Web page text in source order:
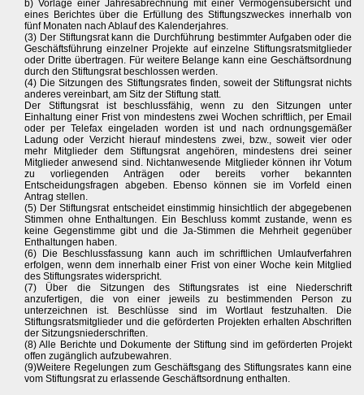
b) Vorlage einer Jahresabrechnung mit einer Vermögensübersicht und
eines Berichtes über die Erfüllung des Stiftungszweckes innerhalb von
fünf Monaten nach Ablauf des Kalenderjahres.
(3) Der Stiftungsrat kann die Durchführung bestimmter Aufgaben oder die
Geschäftsführung einzelner Projekte auf einzelne Stiftungsratsmitglieder
oder Dritte übertragen. Für weitere Belange kann eine Geschäftsordnung
durch den Stiftungsrat beschlossen werden.
(4) Die Sitzungen des Stiftungsrates finden, soweit der Stiftungsrat nichts
anderes vereinbart, am Sitz der Stiftung statt.
Der Stiftungsrat ist beschlussfähig, wenn zu den Sitzungen unter
Einhaltung einer Frist von mindestens zwei Wochen schriftlich, per Email
oder per Telefax eingeladen worden ist und nach ordnungsgemäßer
Ladung oder Verzicht hierauf mindestens zwei, bzw., soweit vier oder
mehr Mitglieder dem Stiftungsrat angehören, mindestens drei seiner
Mitglieder anwesend sind. Nichtanwesende Mitglieder können ihr Votum
zu vorliegenden Anträgen oder bereits vorher bekannten
Entscheidungsfragen abgeben. Ebenso können sie im Vorfeld einen
Antrag stellen.
(5) Der Stiftungsrat entscheidet einstimmig hinsichtlich der abgegebenen
Stimmen ohne Enthaltungen. Ein Beschluss kommt zustande, wenn es
keine Gegenstimme gibt und die Ja-Stimmen die Mehrheit gegenüber
Enthaltungen haben.
(6) Die Beschlussfassung kann auch im schriftlichen Umlaufverfahren
erfolgen, wenn dem innerhalb einer Frist von einer Woche kein Mitglied
des Stiftungsrates widerspricht.
(7) Über die Sitzungen des Stiftungsrates ist eine Niederschrift
anzufertigen, die von einer jeweils zu bestimmenden Person zu
unterzeichnen ist. Beschlüsse sind im Wortlaut festzuhalten. Die
Stiftungsratsmitglieder und die geförderten Projekten erhalten Abschriften
der Sitzungsniederschriften.
(8) Alle Berichte und Dokumente der Stiftung sind im geförderten Projekt
offen zugänglich aufzubewahren.
(9)Weitere Regelungen zum Geschäftsgang des Stiftungsrates kann eine
vom Stiftungsrat zu erlassende Geschäftsordnung enthalten.